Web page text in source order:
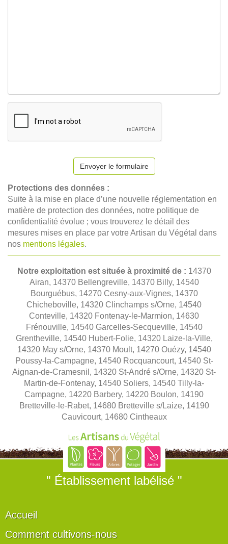
Envoyer le formulaire
Protections des données :
Suite à la mise en place d’une nouvelle réglementation en
matière de protection des données, notre politique de
confidentialité évolue ; vous trouverez le détail des
mesures mises en place par votre Artisan du Végétal dans
nos mentions légales.
Notre exploitation est située à proximité de : 14370
Airan, 14370 Bellengreville, 14370 Billy, 14540
Bourguébus, 14270 Cesny-aux-Vignes, 14370
Chicheboville, 14320 Clinchamps s/Orne, 14540
Conteville, 14320 Fontenay-le-Marmion, 14630
Frénouville, 14540 Garcelles-Secqueville, 14540
Grentheville, 14540 Hubert-Folie, 14320 Laize-la-Ville,
14320 May s/Orne, 14370 Moult, 14270 Ouézy, 14540
Poussy-la-Campagne, 14540 Rocquancourt, 14540 St-
Aignan-de-Cramesnil, 14320 St-André s/Orne, 14320 St-
Martin-de-Fontenay, 14540 Soliers, 14540 Tilly-la-
Campagne, 14220 Barbery, 14220 Boulon, 14190
Bretteville-le-Rabet, 14680 Bretteville s/Laize, 14190
Cauvicourt, 14680 Cintheaux
" Établissement labélisé "
Accueil
Comment cultivons-nous